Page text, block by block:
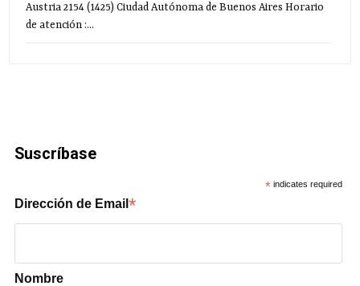
Austria 2154 (1425) Ciudad Autónoma de Buenos Aires Horario
de atención :...
Suscríbase
* indicates required
Dirección de Email*
Nombre